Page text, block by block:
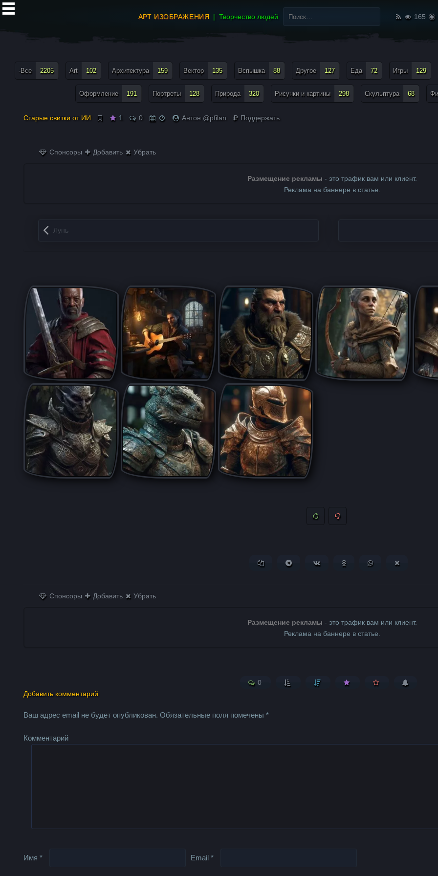
АРТ ИЗОБРАЖЕНИЯ Творчество людей
Найти:
165
-Все 2205 Art 102 Архитектура 159 Вектор 135 Вспышка 88 Другое 127 Еда 72 Игры 129
Оформление 191 Портреты 128 Природа 320 Рисунки и картины 298 Скульптура 68
Старые свитки от ИИ 1 0 Антон @pfilan Поддержать
Спонсоры Добавить Убрать
Размещение рекламы - это трафик вам или клиент.
Реклама на баннере в статье.
Запись навигация
Лунь
Копировать ссылкуПоделиться в Telegram
Поделиться ВКонтакте
Поделиться вПоделиться в
Спонсоры Добавить Убрать
Размещение рекламы - это трафик вам или клиент.
Реклама на баннере в статье.
0
Добавить комментарий
Ваш адрес email не будет опубликован. Обязательные поля помечены*
Комментарий
Имя* Email*